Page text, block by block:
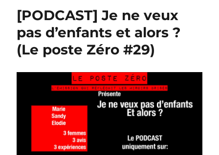
[PODCAST] Je ne veux
pas d’enfants et alors ?
(Le poste Zéro #29)